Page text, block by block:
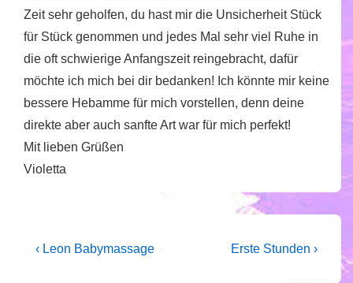
Zeit sehr geholfen, du hast mir die Unsicherheit Stück
für Stück genommen und jedes Mal sehr viel Ruhe in
die oft schwierige Anfangszeit reingebracht, dafür
möchte ich mich bei dir bedanken! Ich könnte mir keine
bessere Hebamme für mich vorstellen, denn deine
direkte aber auch sanfte Art war für mich perfekt!
Mit lieben Grüßen
Violetta
Beitragsnavigation
Vorheriger
‹ Leon Babymassage
Nächster
Erste Stunden ›